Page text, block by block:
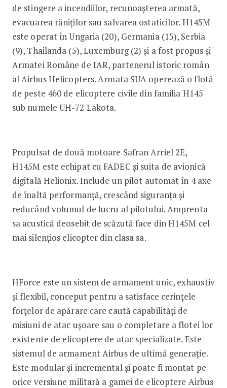
de stingere a incendiilor, recunoașterea armată,
evacuarea răniților sau salvarea ostaticilor. H145M
este operat în Ungaria (20), Germania (15), Serbia
(9), Thailanda (5), Luxemburg (2) și a fost propus și
Armatei Române de IAR, partenerul istoric român
al Airbus Helicopters. Armata SUA operează o flotă
de peste 460 de elicoptere civile din familia H145
sub numele UH-72 Lakota.
Propulsat de două motoare Safran Arriel 2E,
H145M este echipat cu FADEC și suita de avionică
digitală Helionix. Include un pilot automat în 4 axe
de înaltă performanță, crescând siguranța și
reducând volumul de lucru al pilotului. Amprenta
sa acustică deosebit de scăzută face din H145M cel
mai silențios elicopter din clasa sa.
HForce este un sistem de armament unic, exhaustiv
și flexibil, conceput pentru a satisface cerințele
forțelor de apărare care caută capabilități de
misiuni de atac ușoare sau o completare a flotei lor
existente de elicoptere de atac specializate. Este
sistemul de armament Airbus de ultimă generație.
Este modular și incremental și poate fi montat pe
orice versiune militară a gamei de elicoptere Airbus